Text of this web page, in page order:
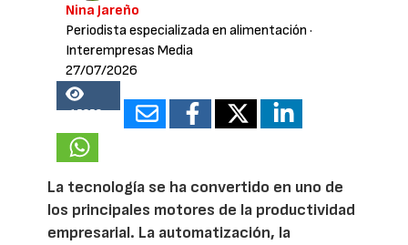
Nina Jareño
Periodista especializada en alimentación ·
Interempresas Media
27/07/2026
15358
La tecnología se ha convertido en uno de
los principales motores de la productividad
empresarial. La automatización, la